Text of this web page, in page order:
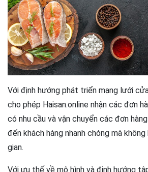
Với định hướng phát triển mạng lưới
cho phép Haisan.online nhận các đơn
có nhu cầu và vận chuyển các đơn
đến khách hàng nhanh chóng mà
gian.
Với ưu thế về mô hình và định hướng